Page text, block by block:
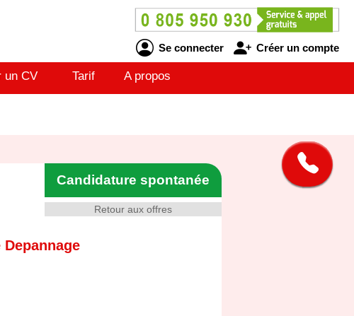
Se connecter Créer un compte
un CV Tarif A propos
Retour aux offres
Candidature spontanée